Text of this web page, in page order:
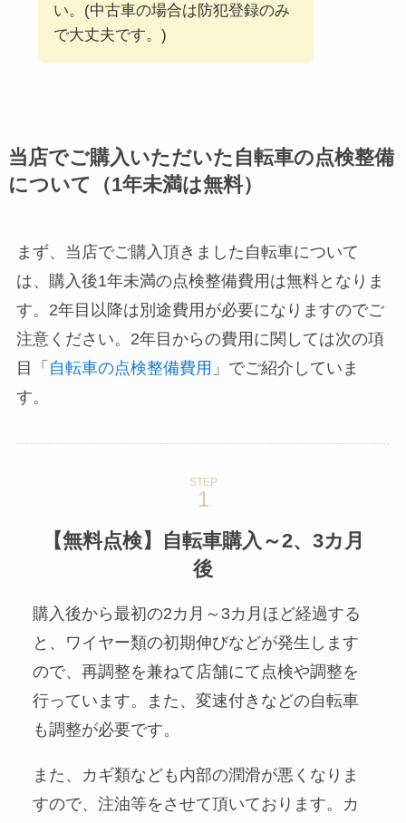
い。(中古車の場合は防犯登録のみ
で大丈夫です。)
当店でご購入いただいた自転車の点検整備
について（1年未満は無料）
まず、当店でご購入頂きました自転車について
は、購入後1年未満の点検整備費用は無料となりま
す。2年目以降は別途費用が必要になりますのでご
注意ください。2年目からの費用に関しては次の項
目「 自転車の点検整備費用 」でご紹介していま
す。
STEP
【無料点検】
自転車購入～2、3カ月
後
購入後から最初の2カ月～3カ月ほど経過する
と、ワイヤー類の初期伸びなどが発生します
ので、再調整を兼ねて店舗にて点検や調整を
行っています。また、変速付きなどの自転車
も調整が必要です。
また、カギ類なども内部の潤滑が悪くなりま
すので、注油等をさせて頂いております。カ